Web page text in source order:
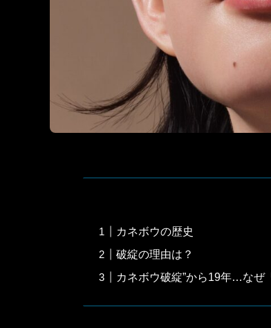
カネボウの歴史
破綻の理由は？
カネボウ破綻”から19年…なぜ